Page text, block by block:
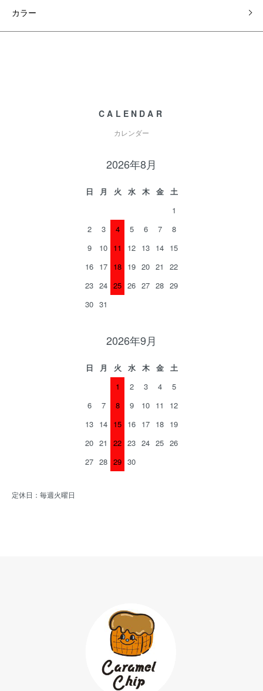
カラー
CALENDAR
カレンダー
2026年8月
日 月 火 水 木 金
土
1
2
3 4 5 6 7
8
9
10 11 12 13 14 15
16 17 18 19 20 21
22
23 24 25 26 27 28 29
30 31
2026年9月
日 月 火 水 木 金
土
1
2 3 4
5
6
7 8 9 10 11
12
13 14 15 16 17 18 19
20 21 22 23 24 25 26
27 28 29 30
定休日：毎週火曜日